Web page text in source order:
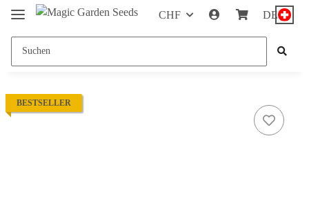
CHF DE
BESTSELLER